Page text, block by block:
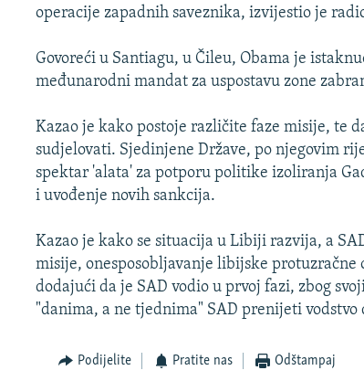
operacije zapadnih saveznika, izvijestio je
Govoreći u Santiagu, u Čileu, Obama je
međunarodni mandat za uspostavu zone
Kazao je kako postoje različite faze misije, te
sudjelovati. Sjedinjene Države, po njegovim
spektar 'alata' za potporu politike izoliranja
i uvođenje novih sankcija.
Kazao je kako se situacija u Libiji razvija, a
misije, onesposobljavanje libijske protuzračne
dodajući da je SAD vodio u prvoj fazi, zbog
"danima, a ne tjednima" SAD prenijeti
Podijelite Pratite nas Odštampaj